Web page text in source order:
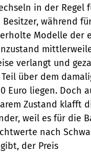
in der Regel
Besitzer, während
Modelle der
verlangt und
über dem
Euro liegen. Doch
Zustand klafft
weil es für die
nach
der Preis